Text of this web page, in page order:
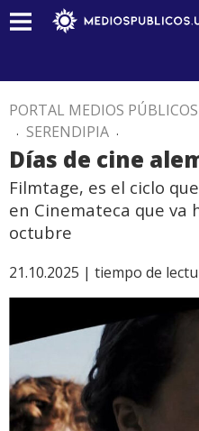
PORTAL MEDIOS PÚBLICOS
. SERENDIPIA .
Días de cine
Filmtage, es el ciclo
en Cinemateca que va
octubre
21.10.2025 | tiempo de